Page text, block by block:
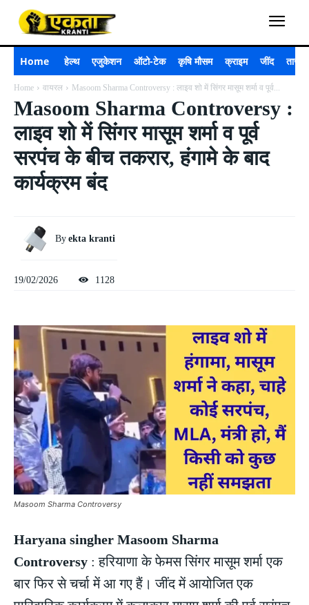
Home हेल्थ एजुकेशन ऑटो-टेक कृषि मौसम क्राइम जींद ताजा
Home वायरल Masoom Sharma Controversy : लाइव शो में सिंगर मासूम शर्मा व पूर्व...
Masoom Sharma Controversy :
लाइव शो में सिंगर मासूम शर्मा व पूर्व
सरपंच के बीच तकरार, हंगामे के बाद
कार्यक्रम बंद
By ekta kranti
19/02/2026 1128
Masoom Sharma Controversy
Haryana singher Masoom Sharma
Controversy : हरियाणा के फेमस सिंगर मासूम शर्मा एक
बार फिर से चर्चा में आ गए हैं। जींद में आयोजित एक